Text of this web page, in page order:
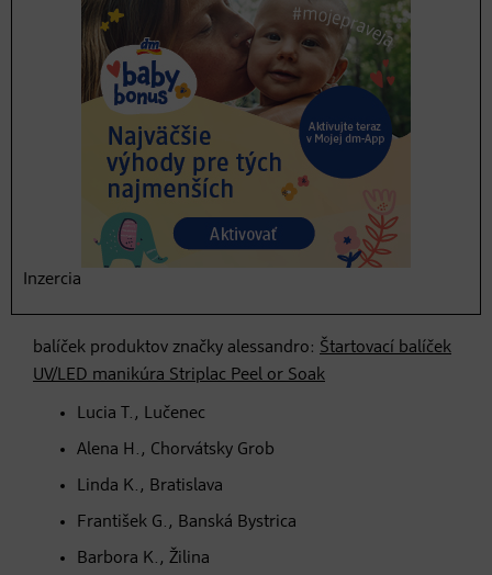
Petra C., Handlová
Zuzana T., Petrovany
Jozef M., Trenčín
Silvia V., Prešov
Kristína B., Vysoké Tatry
Deň 9.:
balíček produktov značky alessandro: Štartovací balíček
UV/LED manikúra Striplac Peel or Soak
Lucia T., Lučenec
Alena H., Chorvátsky Grob
Linda K., Bratislava
František G., Banská Bystrica
Barbora K., Žilina
Inzercia